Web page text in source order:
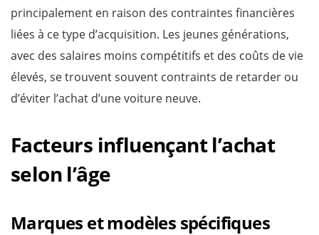
principalement en raison des contraintes financières
liées à ce type d’acquisition. Les jeunes générations,
avec des salaires moins compétitifs et des coûts de vie
élevés, se trouvent souvent contraints de retarder ou
d’éviter l’achat d’une voiture neuve.
Facteurs influençant l’achat
selon l’âge
Marques et modèles spécifiques